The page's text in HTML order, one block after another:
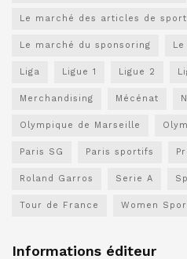
Le marché des articles de sport
Le marché du sponsoring
Liga Ligue 1 Ligue 2
Merchandising Mécénat
Olympique de Marseille
Paris SG Paris sportifs
Roland Garros Serie A
Tour de France Women
Informations éditeur